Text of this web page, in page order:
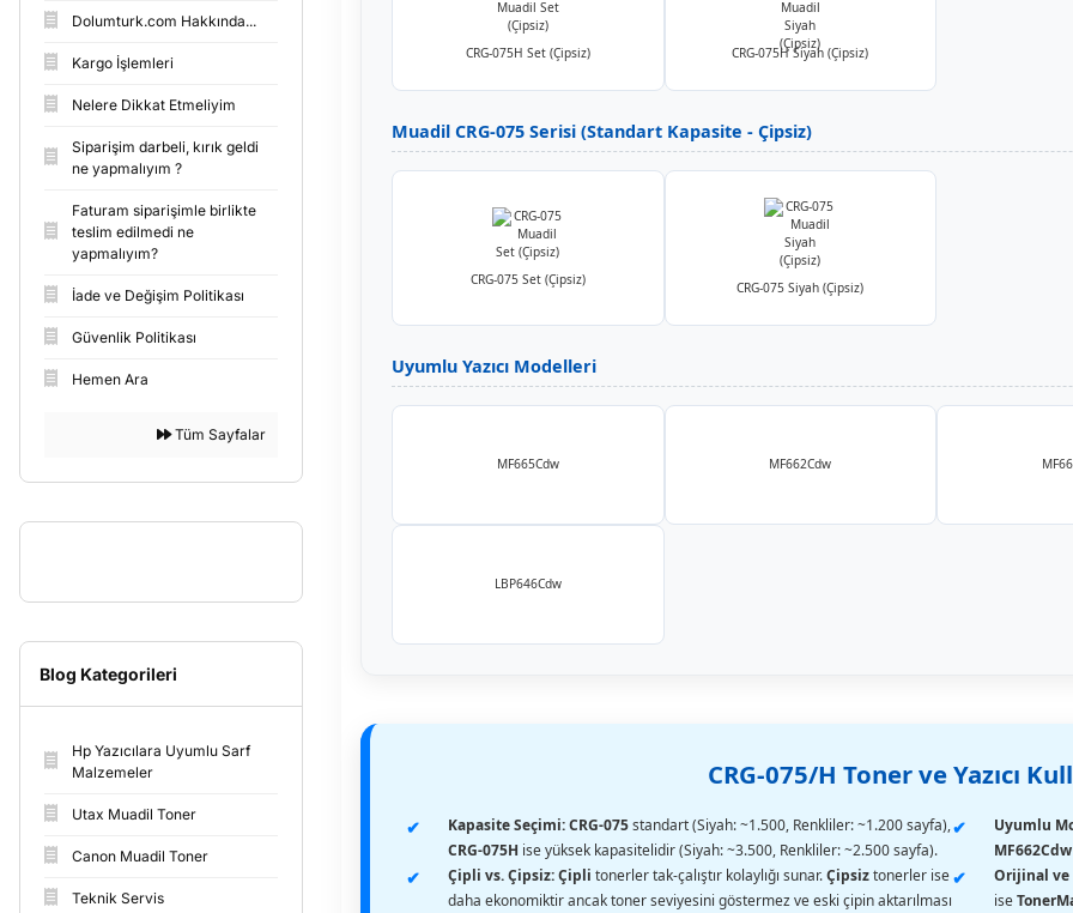
Dolumturk.com Hakkında...
Kargo İşlemleri
Nelere Dikkat Etmeliyim
Siparişim darbeli, kırık geldi
ne yapmalıyım ?
Faturam siparişimle birlikte
teslim edilmedi ne
yapmalıyım?
İade ve Değişim Politikası
Güvenlik Politikası
Hemen Ara
Tüm Sayfalar
Blog Kategorileri
Hp Yazıcılara Uyumlu Sarf
Malzemeler
Utax Muadil Toner
Canon Muadil Toner
Teknik Servis
CRG-075H Set (Çipsiz) CRG-075H Siyah (Çipsiz)
Muadil CRG-075 Serisi (Standart Kapasite - Çipsiz)
CRG-075 Set (Çipsiz)
CRG-075 Siyah (Çipsiz)
Uyumlu Yazıcı Modelleri
MF665Cdw MF662Cdw
LBP646Cdw
CRG-075/H Toner ve Yazıcı
Kapasite Seçimi:CRG-075standart (Siyah: ~1.500, Renkliler: ~1.200 sayfa),
CRG-075H ise yüksek kapasitelidir (Siyah: ~3.500, Renkliler: ~2.500 sayfa).
Uyumlu
MF662Cdw
Çipli vs. Çipsiz:Çipli tonerler tak-çalıştır kolaylığı sunar.Çipsiztonerler ise
daha ekonomiktir ancak toner seviyesini göstermez ve eski çipin aktarılması
Orijinal ve
ise